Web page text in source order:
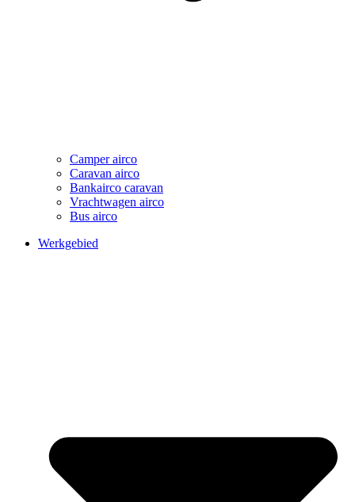
Camper airco
Caravan airco
Bankairco caravan
Vrachtwagen airco
Bus airco
Werkgebied